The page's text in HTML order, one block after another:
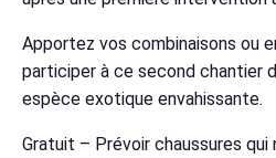
Apportez vos combinaisons ou
participer à ce second chantier
espèce exotique envahissante.
Gratuit – Prévoir chaussures qui